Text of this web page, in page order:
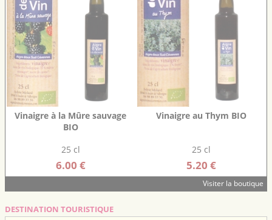
Vinaigre à la Mûre sauvage
BIO
25 cl
6.00 €
Vinaigre au Thym BIO
25 cl
5.20 €
Visiter la boutique
DESTINATION TOURISTIQUE